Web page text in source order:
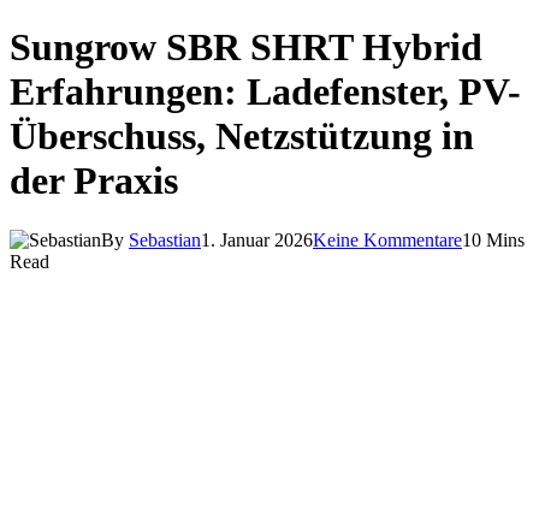
Sungrow SBR SHRT Hybrid
Erfahrungen: Ladefenster, PV-
Überschuss, Netzstützung in
der Praxis
By Sebastian1. Januar 2026Keine Kommentare10 Mins
Read